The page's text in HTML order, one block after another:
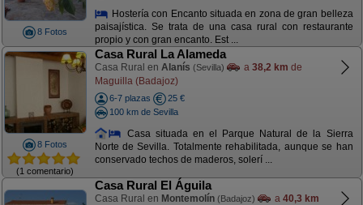
8 Fotos
Hostería con Encanto situada en zona de gran belleza
paisajística. Se trata de una casa rural con restaurante
propio y con gran encanto. Est ...
8 Fotos
(1 comentario)
Casa Rural La Alameda
Casa Rural en Alanís (Sevilla) a 38,2 km de
Maguilla (Badajoz)
6-7 plazas
25 €
100 km de Sevilla
Casa situada en el Parque Natural de la Sierra
Norte de Sevilla. Totalmente rehabilitada, aunque se han
conservado techos de maderos, solerí ...
Casa Rural El Águila
Casa Rural en Montemolín (Badajoz) a 40,3 km